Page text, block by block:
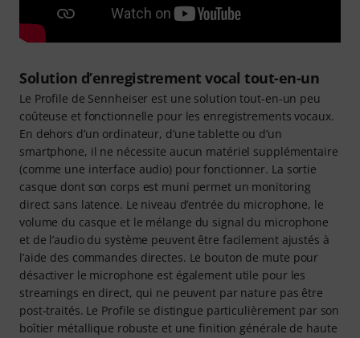
Solution d’enregistrement vocal tout-en-un
Le Profile de Sennheiser est une solution tout-en-un peu
coûteuse et fonctionnelle pour les enregistrements vocaux.
En dehors d’un ordinateur, d’une tablette ou d’un
smartphone, il ne nécessite aucun matériel supplémentaire
(comme une interface audio) pour fonctionner. La sortie
casque dont son corps est muni permet un monitoring
direct sans latence. Le niveau d’entrée du microphone, le
volume du casque et le mélange du signal du microphone
et de l’audio du système peuvent être facilement ajustés à
l’aide des commandes directes. Le bouton de mute pour
désactiver le microphone est également utile pour les
streamings en direct, qui ne peuvent par nature pas être
post-traités. Le Profile se distingue particulièrement par son
boîtier métallique robuste et une finition générale de haute